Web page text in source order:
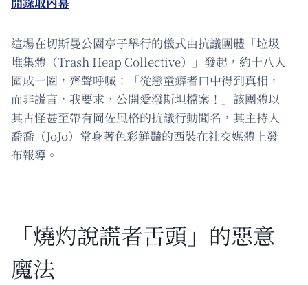
這場在切斯曼公園亭子舉行的儀式由抗議團體「垃圾
堆集體（Trash Heap Collective）」發起，約十八人
圍成一圈，齊聲呼喊：「從戀童癖者口中得到真相，
而非謊言，我要求，公開愛潑斯坦檔案！」該團體以
其古怪甚至帶有岡佐風格的抗議行動聞名，其主持人
喬喬（JoJo）常身著色彩鮮豔的西裝在社交媒體上發
布報導。
「燒灼說謊者舌頭」的惡意
魔法